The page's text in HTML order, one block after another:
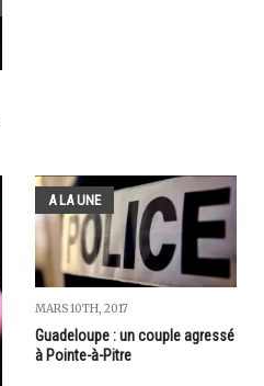
A LA UNE
MARS 10TH, 2017
Guadeloupe : un couple agressé
à Pointe-à-Pitre